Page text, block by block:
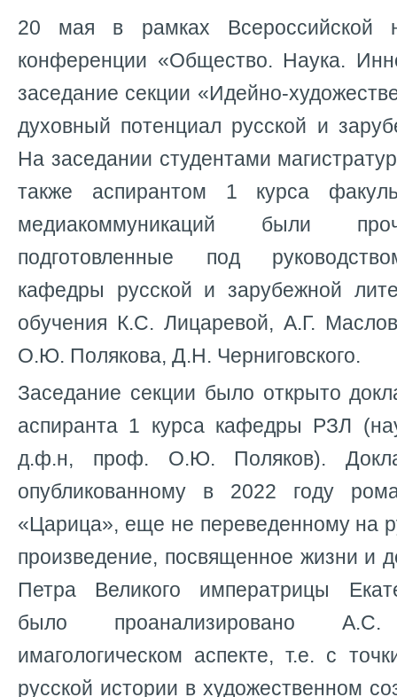
20 мая в рамках Всероссийской
конференции «Общество. Наука.
заседание секции «Идейно-
духовный потенциал русской и
На заседании студентами
также аспирантом 1 курса
медиакоммуникаций были
подготовленные под
кафедры русской и зарубежной
обучения К.С. Лицаревой, А.Г.
О.Ю. Полякова, Д.Н. Черниговского.
Заседание секции было открыто
аспиранта 1 курса кафедры РЗЛ
д.ф.н, проф. О.Ю. Поляков).
опубликованному в 2022 году
«Царица», еще не переведенному на
произведение, посвященное жизни и
Петра Великого императрицы
было проанализировано
имагологическом аспекте, т.е. с
русской истории в художественном